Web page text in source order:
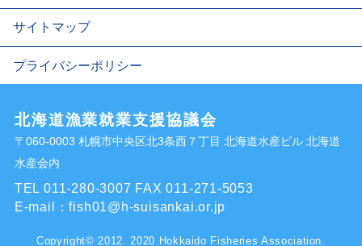
サイトマップ
プライバシーポリシー
北海道漁業就業支援協議会
〒060-0003 札幌市中央区北3条西７丁目 北海道水産ビル 北海道
水産会内
TEL 011-280-3007 FAX 011-271-5053
E-mail：fish01@h-suisankai.or.jp
Copyright© 2012. 2020 Hokkaido Fisheries Association.